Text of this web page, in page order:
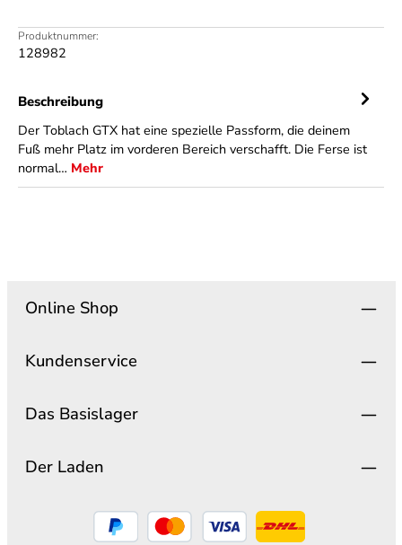
Produktnummer:
128982
Beschreibung
Der Toblach GTX hat eine spezielle Passform, die deinem
Fuß mehr Platz im vorderen Bereich verschafft. Die Ferse ist
normal… Mehr
Online Shop
Kundenservice
Das Basislager
Der Laden